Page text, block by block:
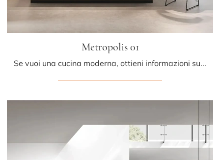
Metropolis 01
Se vuoi una cucina moderna, ottieni informazioni sul modello Metropolis 01 Stosa.